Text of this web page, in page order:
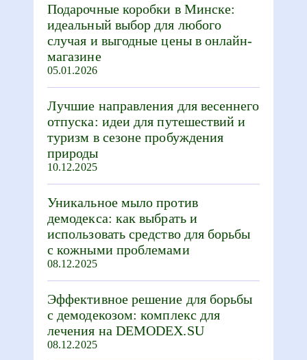
Подарочные коробки в Минске:
идеальный выбор для любого
случая и выгодные цены в онлайн-
магазине
05.01.2026
Лучшие направления для весеннего
отпуска: идеи для путешествий и
туризм в сезоне пробуждения
природы
10.12.2025
Уникальное мыло против
демодекса: как выбрать и
использовать средство для борьбы
с кожными проблемами
08.12.2025
Эффективное решение для борьбы
с демодекозом: комплекс для
лечения на DEMODEX.SU
08.12.2025